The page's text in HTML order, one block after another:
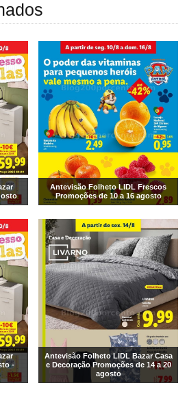
Antevisão Folheto LIDL Frescos
Promoções de 10 a 16 agosto
-
Antevisão Folheto LIDL Bazar Casa
e Decoração Promoções de 14 a 20
agosto